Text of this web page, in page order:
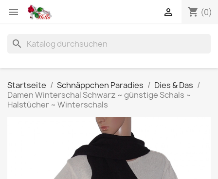
 shopping_cart (0)

search
Startseite Schnäppchen Paradies
Dies & Das
Damen Winterschal Schwarz ~ günstige Schals ~
Halstücher ~ Winterschals